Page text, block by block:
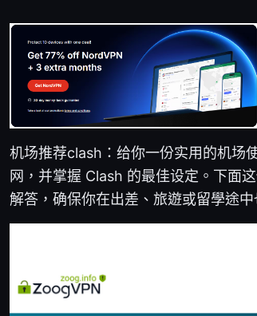
机场推荐clash：给你一份实用的机场
网，并掌握 Clash 的最佳设定。下面
解答，确保你在出差、旅遊或留學途